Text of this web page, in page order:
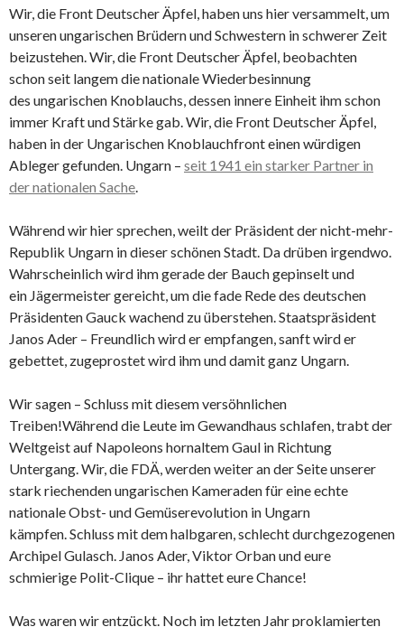
Wir, die Front Deutscher Äpfel, haben uns hier versammelt, um
unseren ungarischen Brüdern und Schwestern in schwerer Zeit
beizustehen. Wir, die Front Deutscher Äpfel, beobachten
schon seit langem die nationale Wiederbesinnung
des ungarischen Knoblauchs, dessen innere Einheit ihm schon
immer Kraft und Stärke gab. Wir, die Front Deutscher Äpfel,
haben in der Ungarischen Knoblauchfront einen würdigen
Ableger gefunden. Ungarn – seit 1941 ein starker Partner in
der nationalen Sache
Während wir hier sprechen, weilt der Präsident der nicht-mehr-
Republik Ungarn in dieser schönen Stadt. Da drüben irgendwo.
Wahrscheinlich wird ihm gerade der Bauch gepinselt und
ein Jägermeister gereicht, um die fade Rede des deutschen
Präsidenten Gauck wachend zu überstehen. Staatspräsident
Janos Ader – Freundlich wird er empfangen, sanft wird er
gebettet, zugeprostet wird ihm und damit ganz Ungarn.
Wir sagen – Schluss mit diesem versöhnlichen
Treiben!Während die Leute im Gewandhaus schlafen, trabt der
Weltgeist auf Napoleons hornaltem Gaul in Richtung
Untergang. Wir, die FDÄ, werden weiter an der Seite unserer
stark riechenden ungarischen Kameraden für eine echte
nationale Obst- und Gemüserevolution in Ungarn
kämpfen. Schluss mit dem halbgaren, schlecht durchgezogenen
Archipel Gulasch. Janos Ader, Viktor Orban und eure
schmierige Polit-Clique – ihr hattet eure Chance!
Was waren wir entzückt. Noch im letzten Jahr proklamierten